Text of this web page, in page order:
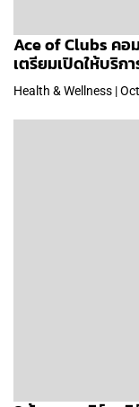
Ace of Clubs คอ
เตรียมเปิดให้บริก
Health & Wellness |